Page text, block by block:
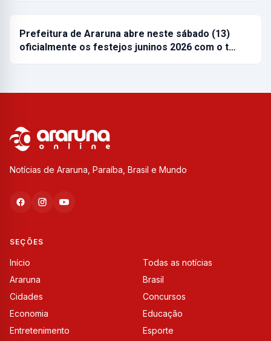
Prefeitura de Araruna abre neste sábado (13)
oficialmente os festejos juninos 2026 com o t…
Notícias de Araruna, Paraíba, Brasil e Mundo
SEÇÕES
Início
Todas as notícias
Araruna
Brasil
Cidades
Concursos
Economia
Educação
Entretenimento
Esporte